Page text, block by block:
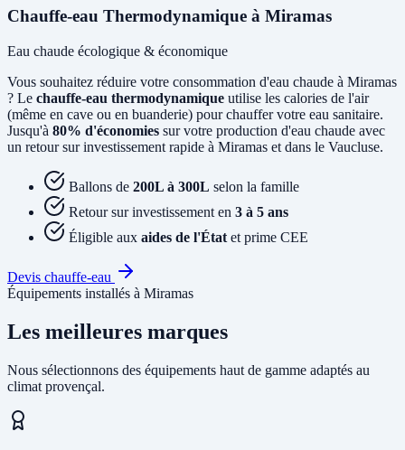
Chauffe-eau Thermodynamique à Miramas
Eau chaude écologique & économique
Vous souhaitez réduire votre consommation d'eau chaude à Miramas
? Le chauffe-eau thermodynamique utilise les calories de l'air
(même en cave ou en buanderie) pour chauffer votre eau sanitaire.
Jusqu'à 80% d'économies sur votre production d'eau chaude avec
un retour sur investissement rapide à Miramas et dans le Vaucluse.
Ballons de 200L à 300L selon la famille
Retour sur investissement en 3 à 5 ans
Éligible aux aides de l'État et prime CEE
Devis chauffe-eau
Équipements installés à Miramas
Les meilleures marques
Nous sélectionnons des équipements haut de gamme adaptés au
climat provençal.